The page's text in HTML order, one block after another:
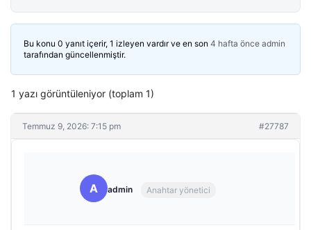
Bu konu 0 yanıt içerir, 1 izleyen vardır ve en son 4 hafta önce admin
tarafından güncellenmiştir.
1 yazı görüntüleniyor (toplam 1)
Temmuz 9, 2026: 7:15 pm #27787
A admin Anahtar yönetici